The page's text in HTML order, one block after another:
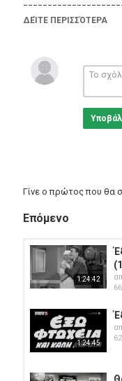
Ηθοποιοί:
Ανδρέας Ντούζος,
Μάριον Σίβα,
Λαυρέντης Διανέλλος,
Κώστας Δούκας, ...
Κατηγορίες
Greek Films
ΔΕΊΤΕ ΠΕΡΙΣΣΌΤΕΡΑ
Γίνε ο πρώτος που θα
Επόμενο
1:24:42
1:24:45